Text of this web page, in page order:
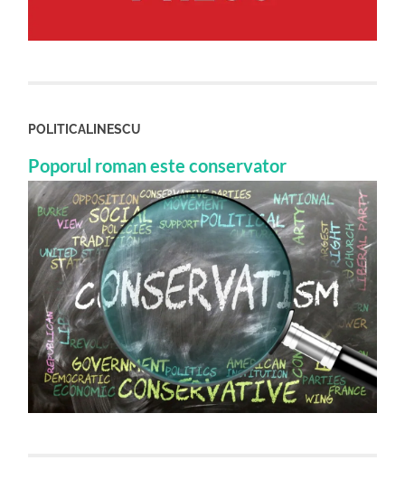
POLITICALINESCU
Poporul roman este conservator